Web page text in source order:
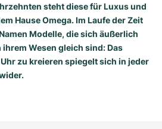
steht diese für Luxus und
Hause Omega. Im Laufe der Zeit
Modelle, die sich äußerlich
Wesen gleich sind: Das
zu kreieren spiegelt sich in jeder